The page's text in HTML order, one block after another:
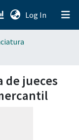
Log In (current)
de jueces